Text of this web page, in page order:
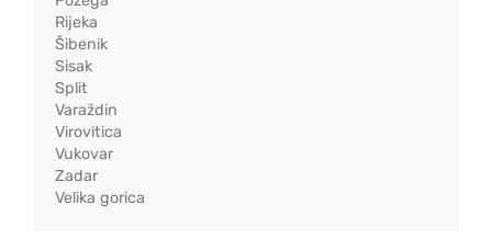
Rijeka
Šibenik
Sisak
Split
Varaždin
Virovitica
Vukovar
Zadar
Velika gorica